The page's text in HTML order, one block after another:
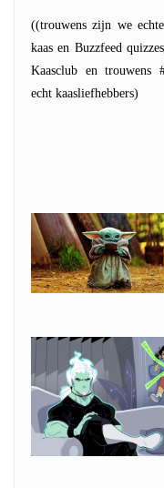
((trouwens zijn we
kaas en Buzzfeed
Kaasclub en trouwens
echt kaasliefhebbers)